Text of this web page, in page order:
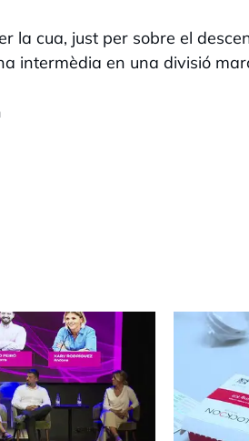
la cua, just per sobre el
intermèdia en una divisió